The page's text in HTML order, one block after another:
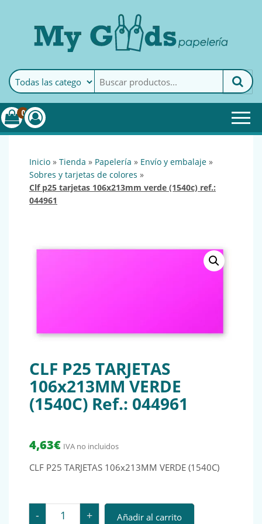
MyGoods · PapeleríaMy Goods es tu papelería
online de confianza. Podrás
encontrar todo lo necesario
0
inicio » tienda » papelería » envío y embalaje »
sobres y tarjetas de colores »
clf p25 tarjetas 106x213mm verde (1540c) ref.:
044961
CLF P25 TARJETAS
106x213MM VERDE
(1540C) Ref.: 044961
4,63€ IVA no incluidos
CLF P25 TARJETAS 106x213MM VERDE (1540C)
- CLF P25 TARJETAS 106x213MM VERDE (1540C) Ref.:
+ Añadir al carrito